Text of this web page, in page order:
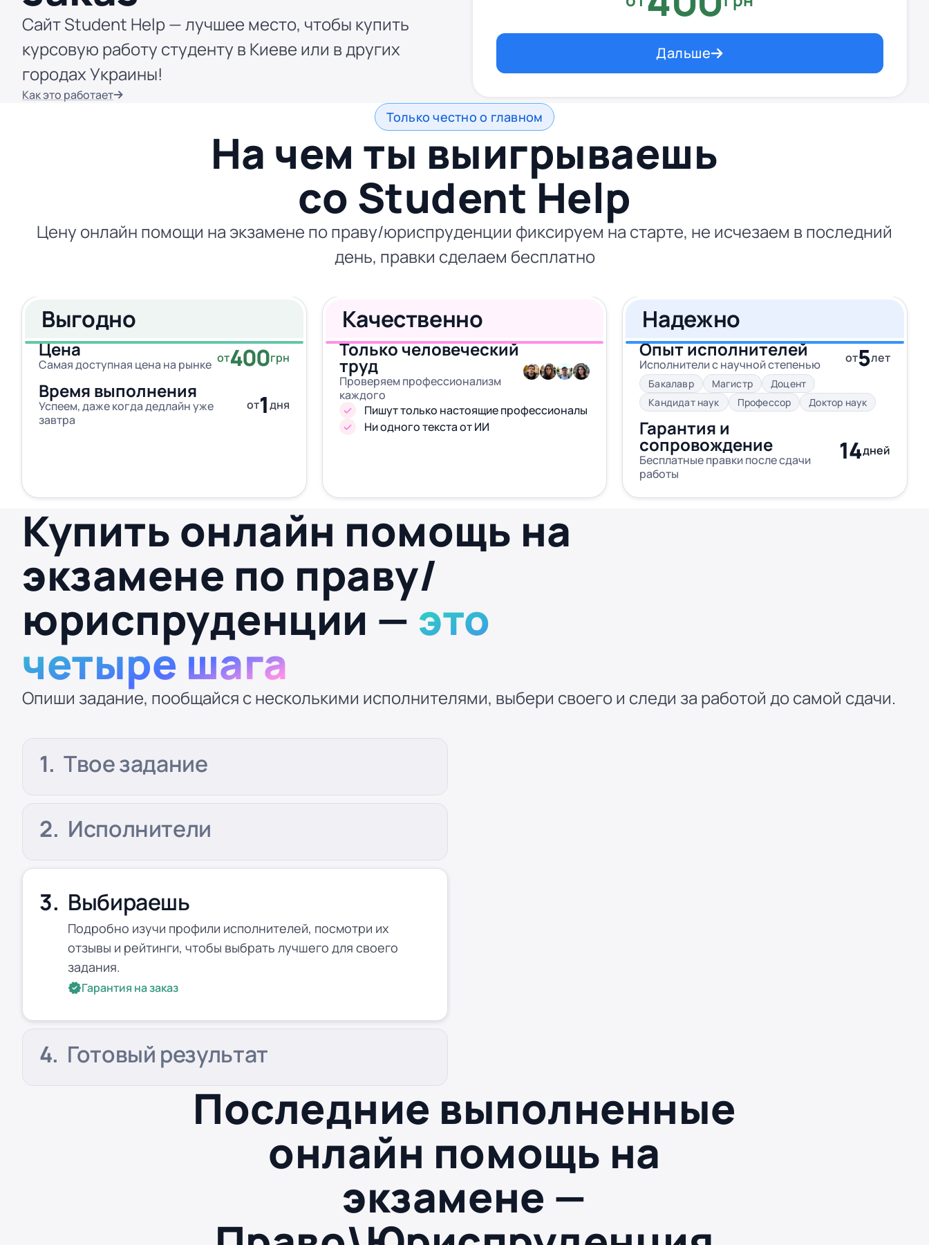
Сайт Student Help — лучшее место, чтобы купить
курсовую работу студенту в Киеве или в других
городах Украины!
Как это работает
Дальше
Только честно о главном
На чем ты выигрываешь
со Student Help
Цену онлайн помощи на экзамене по праву/юриспруденции фиксируем на старте, не исчезаем в последний
день, правки сделаем бесплатно
Выгодно
Цена
Самая доступная цена на рынке от400грн
Время выполнения
Успеем, даже когда дедлайн уже
завтра
от1дня
Качественно
Только человеческий
труд
Проверяем профессионализм
каждого
Пишут только настоящие профессионалы
Ни одного текста от ИИ
Надежно
Опыт исполнителей
Исполнители с научной степенью от5лет
Бакалавр Магистр
Доцент
Кандидат наук
Профессор Доктор наук
Гарантия и
сопровождение
Бесплатные правки после сдачи
работы
14дней
Купить онлайн помощь на
экзамене по праву/
юриспруденции — это
четыре шага
Опиши задание, пообщайся с несколькими исполнителями, выбери своего и следи за работой до самой сдачи.
Твое задание
Исполнители
Выбираешь
Подробно изучи профили исполнителей, посмотри их
отзывы и рейтинги, чтобы выбрать лучшего для своего
задания.
Гарантия на заказ
Готовый результат
Последние выполненные
онлайн помощь на
экзамене —